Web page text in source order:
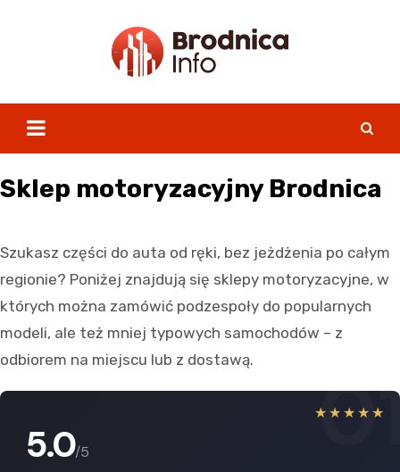
Sklep motoryzacyjny Brodnica
Szukasz części do auta od ręki, bez jeżdżenia po całym
regionie? Poniżej znajdują się sklepy motoryzacyjne, w
których można zamówić podzespoły do popularnych
modeli, ale też mniej typowych samochodów – z
odbiorem na miejscu lub z dostawą.
★★★★★
5.0/5